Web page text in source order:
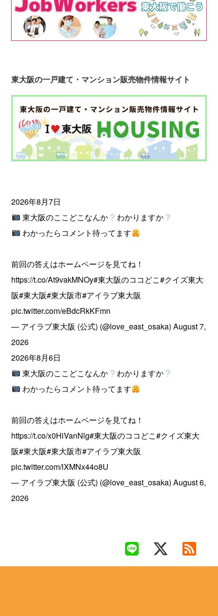
東大阪の一戸建て・マンション販売物件情報サイト
2026年8月7日
東大阪のここどこなんか
わかりますか
わかったらコメント待ってます
前回の答えはホームページを見てね！
https://t.co/At9vakMNOy#東大阪のココどこ#クイズ東大
阪#東大阪#東大阪市#アイラブ東大阪
pic.twitter.com/eBdcRkKFmn
— アイラブ東大阪 (公式) (@love_east_osaka)August 7,
2026
2026年8月6日
東大阪のここどこなんか
わかりますか
わかったらコメント待ってます
前回の答えはホームページを見てね！
https://t.co/x0HiVanNlg#東大阪のココどこ#クイズ東大
阪#東大阪#東大阪市#アイラブ東大阪
pic.twitter.com/lXMNx44o8U
— アイラブ東大阪 (公式) (@love_east_osaka)August 6,
2026